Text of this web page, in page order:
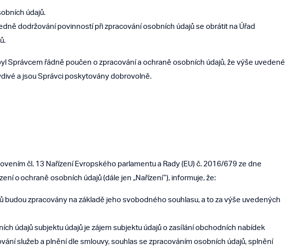
údajů.
dodržování povinností při zpracování osobních údajů se obrátit na Úřad
Správcem řádně poučen o zpracování a ochraně osobních údajů, že výše uvedené
a jsou Správci poskytovány dobrovolně.
čl. 13 Nařízení Evropského parlamentu a Rady (EU) č. 2016/679 ze dne
o ochraně osobních údajů (dále jen „Nařízení”), informuje, že:
budou zpracovány na základě jeho svobodného souhlasu, a to za výše uvedených
údajů subjektu údajů je zájem subjektu údajů o zasílání obchodních nabídek
služeb a plnění dle smlouvy, souhlas se zpracováním osobních údajů, splnění